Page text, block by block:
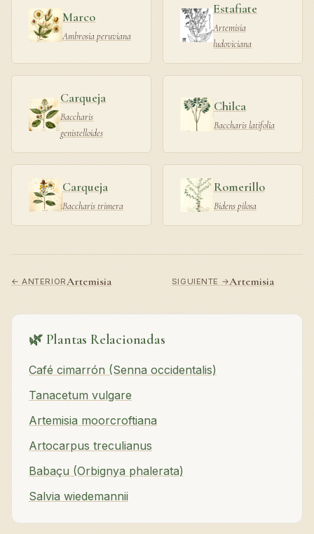
Marco
Ambrosia peruviana
Estafiate
Artemisia
ludoviciana
Carqueja
Baccharis
genistelloides
Chilca
Baccharis latifolia
Carqueja
Baccharis trimera
Romerillo
Bidens pilosa
← ANTERIORArtemisia SIGUIENTE →Artemisia
🌿 Plantas Relacionadas
Café cimarrón (Senna occidentalis)
Tanacetum vulgare
Artemisia moorcroftiana
Artocarpus treculianus
Babaçu (Orbignya phalerata)
Salvia wiedemannii